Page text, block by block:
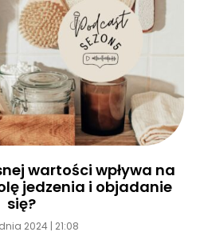
wartości wpływa na
jedzenia i objadanie
się?
2024 21:08